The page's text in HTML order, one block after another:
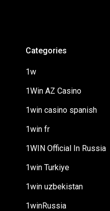
Categories
1w
1Win AZ Casino
1win casino spanish
1win fr
1WIN Official In Russia
1win Turkiye
1win uzbekistan
1winRussia